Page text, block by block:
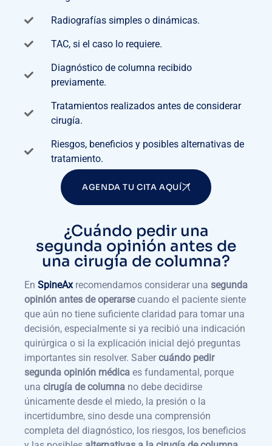
Radiografías simples o dinámicas.
TAC, si el caso lo requiere.
Diagnóstico de columna recibido
previamente.
Tratamientos realizados antes de considerar
cirugía.
Riesgos, beneficios y posibles alternativas de
tratamiento.
AGENDA TU CITA AQUÍ
¿Cuándo pedir una
segunda opinión antes de
una cirugía de columna?
En SpineAx recomendamos considerar una segunda
opinión antes de operarsecuando el paciente siente
que aún no tiene suficiente claridad para tomar una
decisión, especialmente si ya recibió una indicación
quirúrgica o si la explicación inicial dejó preguntas
importantes sin resolver. Saber cuándo pedir
segunda opinión médica es fundamental, porque
una cirugía de columna no debe decidirse
únicamente desde el miedo, la presión o la
incertidumbre, sino desde una comprensión
completa del diagnóstico, los riesgos, los beneficios